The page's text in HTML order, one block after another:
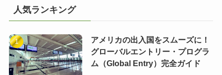
人気ランキング
アメリカの出入国をスムーズに！
グローバルエントリー・プログラ
ム（Global Entry）完全ガイド